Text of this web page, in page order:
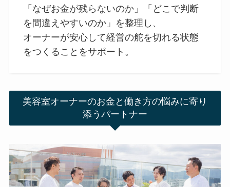
「なぜお金が残らないのか」「どこで判断
を間違えやすいのか」を整理し、
オーナーが安心して経営の舵を切れる状態
をつくることをサポート。
美容室オーナーのお金と働き方の悩みに寄り
添うパートナー